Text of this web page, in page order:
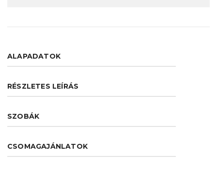
ALAPADATOK
RÉSZLETES LEÍRÁS
SZOBÁK
CSOMAGAJÁNLATOK